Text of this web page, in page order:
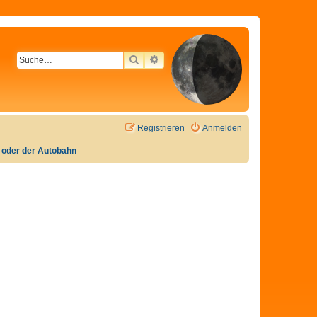
SUCHEERWEITERTE SUCHE
Anmelden
Registrieren
der Autobahn